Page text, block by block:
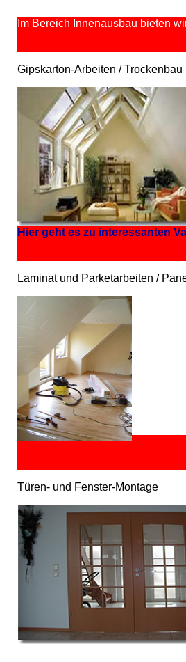
Türen- und Fenster-Montage
Hier geht es zu interessanten
Laminat und Parketarbeiten /
Im Bereich Innenausbau bieten
Gipskarton-Arbeiten / Trockenbau